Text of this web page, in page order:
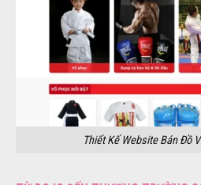
Thiết Kế Website Bán Đồ